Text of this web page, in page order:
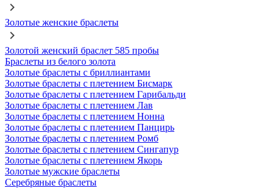
Золотые женские браслеты
Золотой женский браслет 585 пробы
Браслеты из белого золота
Золотые браслеты с бриллиантами
Золотые браслеты с плетением Бисмарк
Золотые браслеты с плетением Гарибальди
Золотые браслеты с плетением Лав
Золотые браслеты с плетением Нонна
Золотые браслеты с плетением Панцирь
Золотые браслеты с плетением Ромб
Золотые браслеты с плетением Сингапур
Золотые браслеты с плетением Якорь
Золотые мужские браслеты
Серебряные браслеты